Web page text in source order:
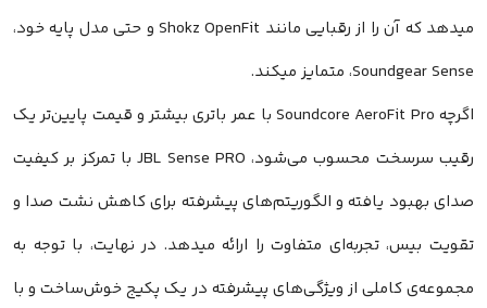
میدهد که آن را از رقبایی مانند Shokz OpenFit و حتی مدل پایه خود،
Soundgear Sense، متمایز میکند.
اگرچه Soundcore AeroFit Pro با عمر باتری بیشتر و قیمت پایین‌تر یک
رقیب سرسخت محسوب می‌شود، JBL Sense PRO با تمرکز بر کیفیت
صدای بهبود یافته و الگوریتم‌های پیشرفته برای کاهش نشت صدا و
تقویت بیس، تجربه‌ای متفاوت را ارائه میدهد. در نهایت، با توجه به
مجموعه‌ی کاملی از ویژگی‌های پیشرفته در یک پکیج خوش‌ساخت و با